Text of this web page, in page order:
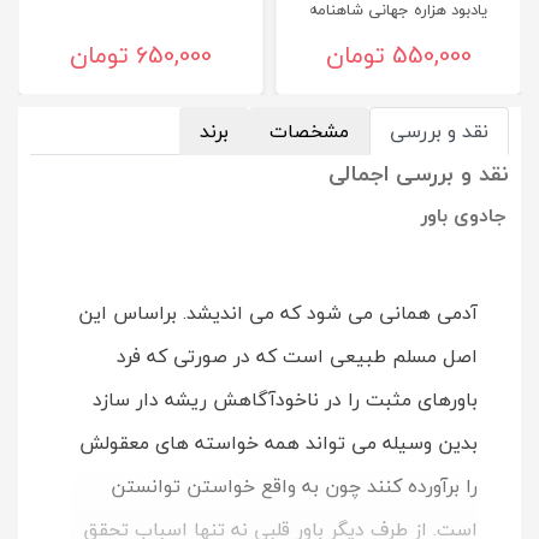
یادبود هزاره جهانی شاهنامه
550,000 تومان 650,000 تومان
نقد و بررسی مشخصات برند
نقد و بررسی اجمالی
جادوی باور
آدمی همانی می شود که می اندیشد. براساس این
اصل مسلم طبیعی است که در صورتی که فرد
باورهای مثبت را در ناخودآگاهش ریشه دار سازد
بدین وسیله می تواند همه خواسته های معقولش
را برآورده کنند چون به واقع خواستن توانستن
است. از طرف دیگر باور قلبی نه تنها اسباب تحقق